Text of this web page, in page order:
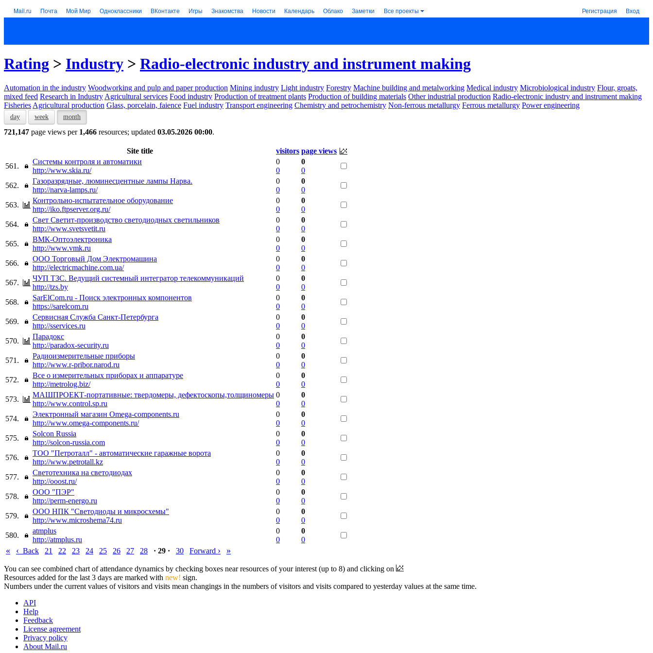
Mail.ru Почта Мой Мир Одноклассники ВКонтакте Игры Знакомства Новости Календарь Облако Заметки Все проекты Регистрация Вход
Rating > Industry > Radio-electronic industry and instrument making
Automation in the industry Woodworking and pulp and paper production Mining industry Light industry Forestry Machine building and metalworking Medical industry Microbiological industry Flour, groats,
mixed feed Research in Industry Agricultural services Food industry Production of treatment plants Production of building materials Other industrial production Radio-electronic industry and instrument making
Fisheries Agricultural production Glass, porcelain, faience Fuel industry Transport engineering Chemistry and petrochemistry Non-ferrous metallurgy Ferrous metallurgy Power engineering
day week month
721,147 page views per 1,466 resources; updated 03.05.2026 00:00.
Site title visitors page views
561.
Системы контроля и автоматики
http://www.skia.ru/
0
0
0
0
562.
Газоразрядные, люминесцентные лампы Нарва.
http://narva-lamps.ru/
0
0
0
0
563.
Контрольно-испытательное оборудование
http://iko.ftpserver.org.ru/
0
0
0
0
564.
Свет Светит-производство светодиодных светильников
http://www.svetsvetit.ru
0
0
0
0
565.
ВМК-Оптоэлектроника
http://www.vmk.ru
0
0
0
0
566.
ООО Торговый Дом Электромашина
http://electricmachine.com.ua/
0
0
0
0
567.
ЧУП ТЗС. Ведущий системный интегратор телекоммуникаций
http://tzs.by
0
0
0
0
568.
SarElCom.ru - Поиск электронных компонентов
https://sarelcom.ru
0
0
0
0
569.
Сервисная Служба Санкт-Петербурга
http://sservices.ru
0
0
0
0
570.
Парадокс
http://paradox-security.ru
0
0
0
0
571.
Радиоизмерительные приборы
http://www.r-pribor.narod.ru
0
0
0
0
572.
Все о измерительных приборах и аппаратуре
http://metrolog.biz/
0
0
0
0
573.
МАШПРОЕКТ-портативные: твердомеры, дефектоскопы,толщиномеры
http://www.control.sp.ru
0
0
0
0
574.
Электронный магазин Omega-components.ru
http://www.omega-components.ru/
0
0
0
0
575.
Solcon Russia
http://solcon-russia.com
0
0
0
0
576.
ТОО "Петроталл" - автоматические гаражные ворота
http://www.petrotall.kz
0
0
0
0
577.
Светотехника на светодиодах
http://ooost.ru/
0
0
0
0
578.
ООО "ПЭР"
http://perm-energo.ru
0
0
0
0
579.
ООО НПК "Светодиоды и микросхемы"
http://www.microshema74.ru
0
0
0
0
580.
atmplus
http://atmplus.ru
0
0
0
0
« ‹ Back 21 22 23 24 25 26 27 28 · 29 · 30 Forward › »
You can see combined chart of attendance dynamics by checking boxes near resources of your interest (up to 8) and clicking on
Resources added for the last 3 days are marked with new! sign.
Numbers under the current values of visitors and visits mean changings in the numbers of visitors and visits compared to yesterday values at the same time.
API
Help
Feedback
License agreement
Privacy policy
About Mail.ru